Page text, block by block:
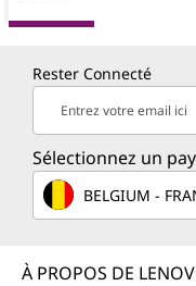
Rester Connecté
Entrez votre email ici
Sélectionnez un
BELGIUM -
À PROPOS DE